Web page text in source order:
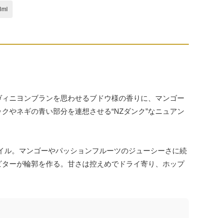
ニヨンブランを思わせるブドウ様の香りに、マンゴー
やネギの青い部分を連想させる“NZダンク”なニュアン
。マンゴーやパッションフルーツのジューシーさに続
ーが輪郭を作る。甘さは控えめでドライ寄り、ホップ